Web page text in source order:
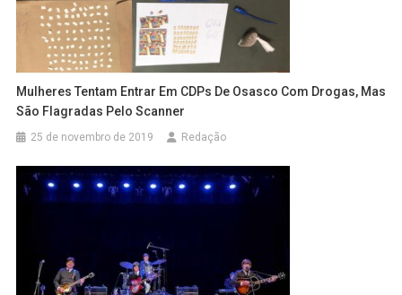
Mulheres Tentam Entrar Em CDPs De Osasco Com Drogas, Mas
São Flagradas Pelo Scanner
25 de novembro de 2019 Redação